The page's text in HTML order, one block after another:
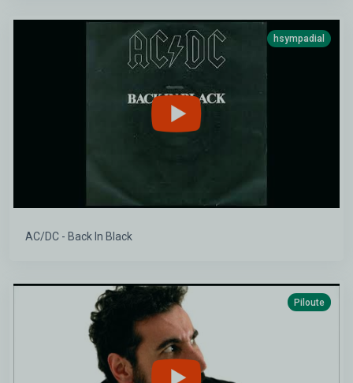
hsympadial
AC/DC - Back In Black
Piloute